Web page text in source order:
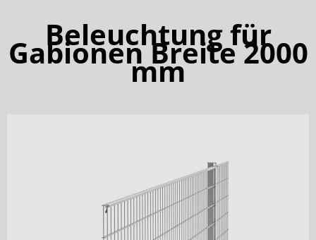
Beleuchtung für
Gabionen Breite 2000
mm